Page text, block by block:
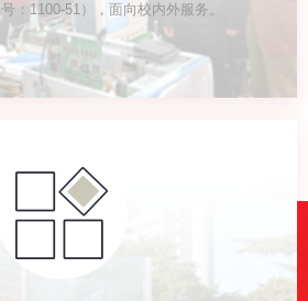
：1100-51），面向校内外服务。